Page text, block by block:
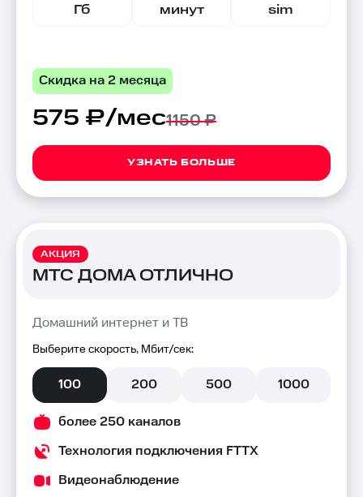
Гб минут sim
Скидка на 2 месяца
575 ₽/мес1150 ₽
УЗНАТЬ БОЛЬШЕ
АКЦИЯ
МТС ДОМА ОТЛИЧНО
Домашний интернет и ТВ
Выберите скорость, Мбит/сек:
100 200 500 1000
более 250 каналов
Технология подключения FTTX
Видеонаблюдение